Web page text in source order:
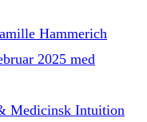
Hammerich
2025 med
Medicinsk Intuition